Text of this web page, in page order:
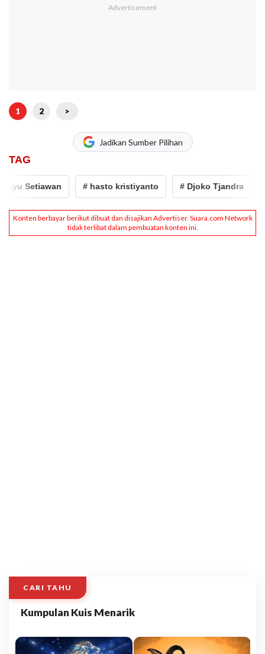
1 2 >
Jadikan Sumber Pilihan
TAG
Setiawan # hasto kristiyanto # Djoko Tjandra #
CARI TAHU
Kumpulan Kuis Menarik